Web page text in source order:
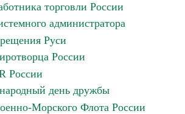
торговли России
администратора
Руси
России
России
день дружбы
Морского Флота России